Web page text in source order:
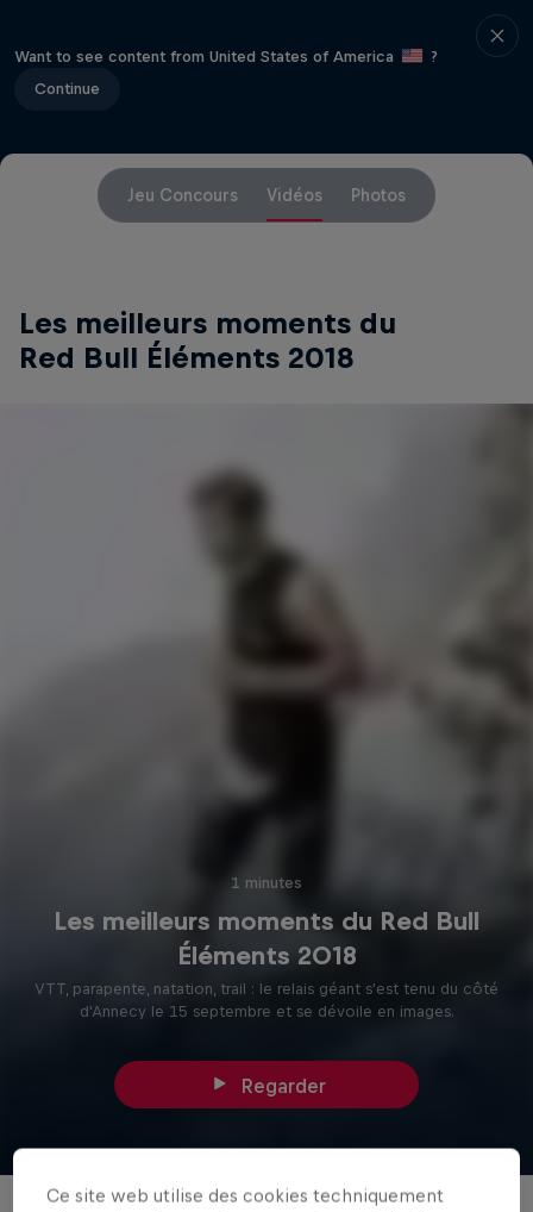
Want to see content from United States of America
?
Continue
Jeu Concours Vidéos Photos
Les meilleurs moments du
Red Bull Éléments 2018
1 minutes
Les meilleurs moments du Red Bull
Éléments 2018
VTT, parapente, natation, trail : le relais géant s'est tenu du côté
d'Annecy le 15 septembre et se dévoile en images.
Regarder
Ce site web utilise des cookies techniquement